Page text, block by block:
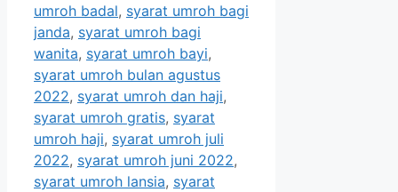
umroh badal, syarat umroh bagi
janda, syarat umroh bagi
wanita, syarat umroh bayi,
syarat umroh bulan agustus
2022, syarat umroh dan haji,
syarat umroh gratis, syarat
umroh haji, syarat umroh juli
2022, syarat umroh juni 2022,
syarat umroh lansia, syarat